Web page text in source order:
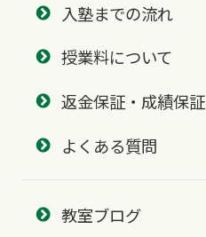
入塾までの流れ
授業料について
返金保証・成績保証
よくある質問
教室ブログ